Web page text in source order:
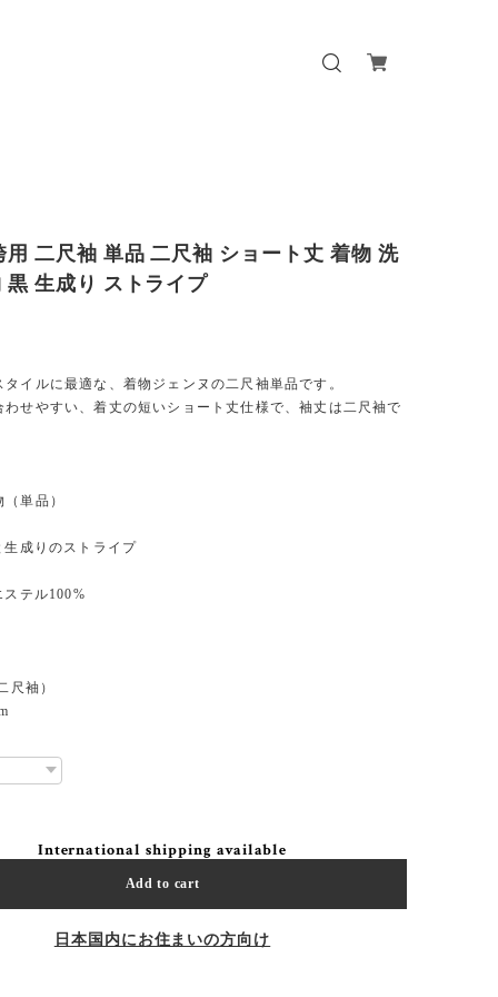
用 二尺袖 単品 二尺袖 ショート丈 着物 洗
黒 生成り ストライプ
タイルに最適な、着物ジェンヌの二尺袖単品です。
わせやすい、着丈の短いショート丈仕様で、袖丈は二尺袖で
単品）
成りのストライプ
テル100%
尺袖）
International shipping available
Add to cart
日本国内にお住まいの方向け